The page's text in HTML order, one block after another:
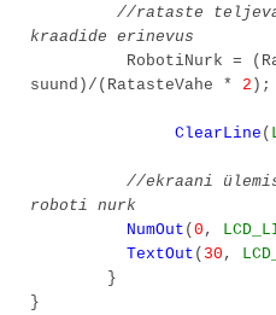
//rataste
kraadide erinevus
RobotiNurk =
suund)/(RatasteVahe * 2 );
ClearLine (
//ekraani
roboti nurk
NumOut ( 0 ,
TextOut ( 30 ,
}
}